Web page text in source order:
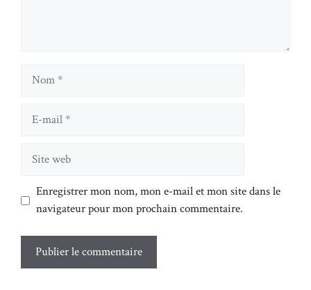
Enregistrer mon nom, mon e-mail et mon site dans le
navigateur pour mon prochain commentaire.